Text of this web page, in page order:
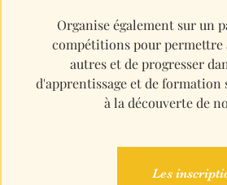
Organise également sur un
compétitions pour permettre
autres et de progresser
d'apprentissage et de
à la découverte de
Les